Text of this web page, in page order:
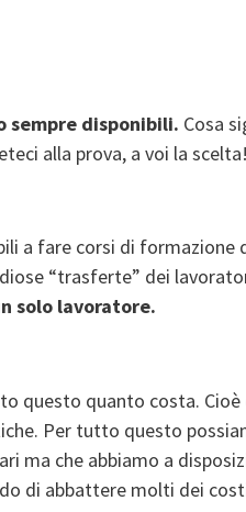
sempre disponibili. Cosa
alla prova, a voi la scelta!
a fare corsi di
“trasferte” dei
solo lavoratore.
questo quanto costa.
Per tutto questo
ma che abbiamo a
di abbattere molti dei